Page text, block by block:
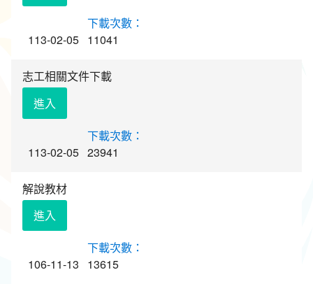
113-02-05 11041
志工相關文件下載
進入
113-02-05 23941
解說教材
進入
106-11-13 13615